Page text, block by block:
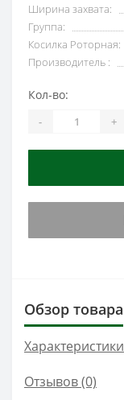
Ширина захвата:
Группа:
Косилка Роторная:
Производитель :
Кол-во:
- +
Обзор товара
Характеристики
Отзывов (0)